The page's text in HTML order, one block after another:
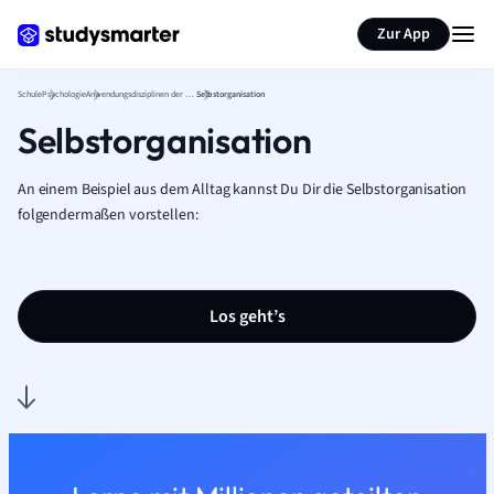
Zur App
SchulePsychologie Anwendungsdisziplinen der Psychologie Selbstorganisation
Selbstorganisation
An einem Beispiel aus dem Alltag kannst Du Dir die Selbstorganisation
folgendermaßen vorstellen:
Los geht’s
Seite zusammenfassen